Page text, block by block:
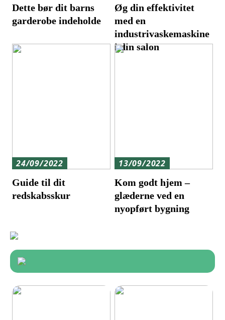
Dette bør dit barns
garderobe indeholde
Øg din effektivitet
med en
industrivaskemaskine
i din salon
24/09/2022
Guide til dit
redskabsskur
13/09/2022
Kom godt hjem –
glæderne ved en
nyopført bygning